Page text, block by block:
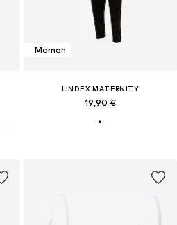
Maman
LINDEX MATERNITY
19,90 €